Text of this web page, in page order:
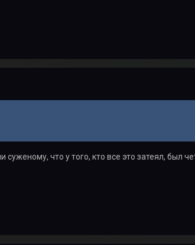
что у того, кто все это затеял, был